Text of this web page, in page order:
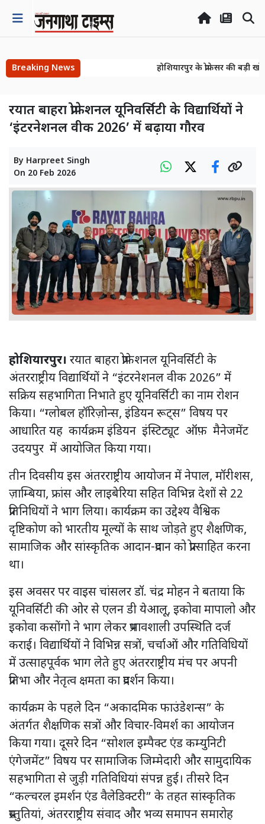
Breaking News
होशियारपुर के प्रोफेसर की बड़ी
रयात बाहरा प्रोफेशनल यूनिवर्सिटी के विद्यार्थियों ने
‘इंटरनेशनल वीक 2026’ में बढ़ाया गौरव
By Harpreet Singh
On 20 Feb 2026
होशियारपुर। रयात बाहरा प्रोफेशनल यूनिवर्सिटी के
अंतरराष्ट्रीय विद्यार्थियों ने “इंटरनेशनल वीक 2026” में
सक्रिय सहभागिता निभाते हुए यूनिवर्सिटी का नाम रोशन
किया। “ग्लोबल हॉरिज़ोन्स, इंडियन रूट्स” विषय पर
आधारित यह कार्यक्रम इंडियन इंस्टिट्यूट ऑफ़ मैनेजमेंट
उदयपुर में आयोजित किया गया।
तीन दिवसीय इस अंतरराष्ट्रीय आयोजन में नेपाल, मॉरीशस,
ज़ाम्बिया, फ्रांस और लाइबेरिया सहित विभिन्न देशों से 22
प्रतिनिधियों ने भाग लिया। कार्यक्रम का उद्देश्य वैश्विक
दृष्टिकोण को भारतीय मूल्यों के साथ जोड़ते हुए शैक्षणिक,
सामाजिक और सांस्कृतिक आदान-प्रदान को प्रोत्साहित करना
था।
इस अवसर पर वाइस चांसलर डॉ. चंद्र मोहन ने बताया कि
यूनिवर्सिटी की ओर से एलन डी येआलू, इकोवा मापालो और
इकोवा कसोंगो ने भाग लेकर प्रभावशाली उपस्थिति दर्ज
कराई। विद्यार्थियों ने विभिन्न सत्रों, चर्चाओं और गतिविधियों
में उत्साहपूर्वक भाग लेते हुए अंतरराष्ट्रीय मंच पर अपनी
प्रतिभा और नेतृत्व क्षमता का प्रदर्शन किया।
कार्यक्रम के पहले दिन “अकादमिक फाउंडेशन्स” के
अंतर्गत शैक्षणिक सत्रों और विचार-विमर्श का आयोजन
किया गया। दूसरे दिन “सोशल इम्पैक्ट एंड कम्युनिटी
एंगेजमेंट” विषय पर सामाजिक जिम्मेदारी और सामुदायिक
सहभागिता से जुड़ी गतिविधियां संपन्न हुईं। तीसरे दिन
“कल्चरल इमर्शन एंड वैलेडिक्टरी” के तहत सांस्कृतिक
प्रस्तुतियां, अंतरराष्ट्रीय संवाद और भव्य समापन समारोह